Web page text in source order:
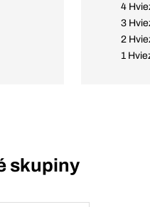
4
3
2
1
skupiny